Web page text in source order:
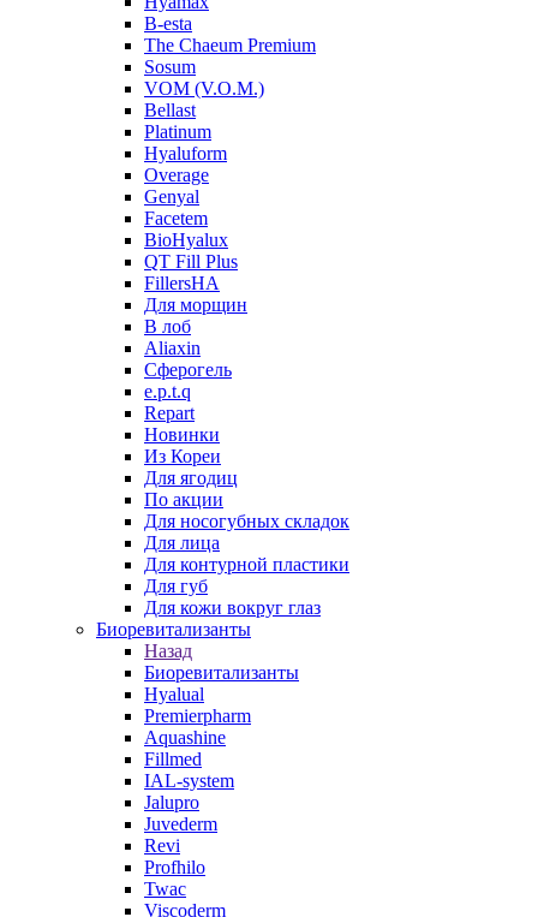
B-esta
The Chaeum Premium
Sosum
VOM (V.O.M.)
Bellast
Platinum
Hyaluform
Overage
Genyal
Facetem
BioHyalux
QT Fill Plus
FillersHA
Для морщин
В лоб
Aliaxin
Сферогель
e.p.t.q
Repart
Новинки
Из Кореи
Для ягодиц
По акции
Для носогубных складок
Для лица
Для контурной пластики
Для губ
Для кожи вокруг глаз
Биоревитализанты
Назад
Биоревитализанты
Hyalual
Premierpharm
Aquashine
Fillmed
IAL-system
Jalupro
Juvederm
Revi
Profhilo
Twac
Viscoderm